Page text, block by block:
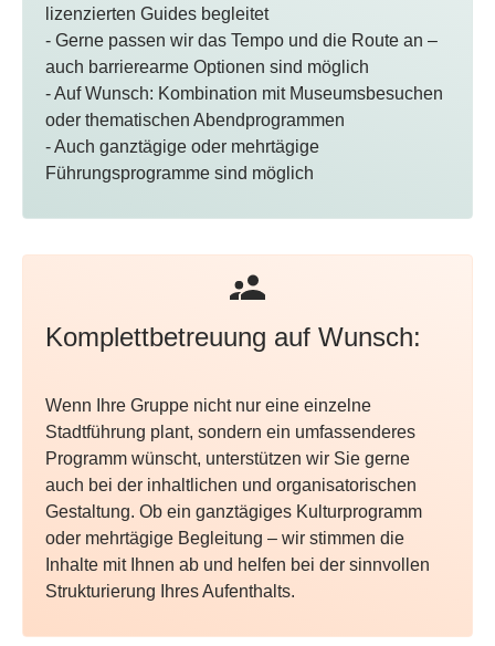
lizenzierten Guides begleitet
- Gerne passen wir das Tempo und die Route an –
auch barrierearme Optionen sind möglich
- Auf Wunsch: Kombination mit Museumsbesuchen
oder thematischen Abendprogrammen
- Auch ganztägige oder mehrtägige
Führungsprogramme sind möglich
Komplettbetreuung auf Wunsch:
Wenn Ihre Gruppe nicht nur eine einzelne
Stadtführung plant, sondern ein umfassenderes
Programm wünscht, unterstützen wir Sie gerne
auch bei der inhaltlichen und organisatorischen
Gestaltung. Ob ein ganztägiges Kulturprogramm
oder mehrtägige Begleitung – wir stimmen die
Inhalte mit Ihnen ab und helfen bei der sinnvollen
Strukturierung Ihres Aufenthalts.